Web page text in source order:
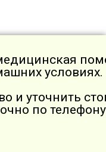
условиях.
и уточнить
по телефону